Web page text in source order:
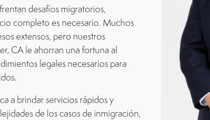
desafíos migratorios,
completo es necesario. Muchos
extensos, pero nuestros
CA le ahorran una fortuna al
legales necesarios para
a brindar servicios rápidos y
de los casos de inmigración,